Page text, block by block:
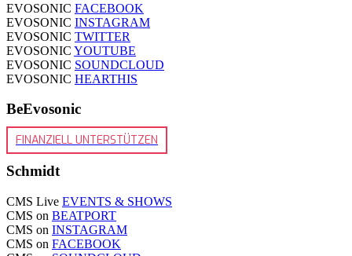
EVOSONIC FACEBOOK
EVOSONIC INSTAGRAM
EVOSONIC TWITTER
EVOSONIC YOUTUBE
EVOSONIC SOUNDCLOUD
EVOSONIC HEARTHIS
BeEvosonic
FINANZIELL UNTERSTÜTZEN
Schmidt
CMS Live EVENTS & SHOWS
CMS on BEATPORT
CMS on INSTAGRAM
CMS on FACEBOOK